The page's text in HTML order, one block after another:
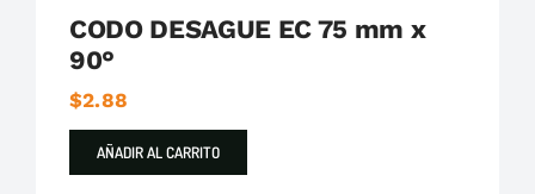
CODO DESAGUE EC 75 mm x
90°
$2.88
AÑADIR AL CARRITO